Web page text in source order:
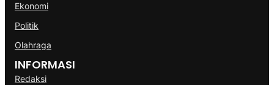
Ekonomi
Politik
Olahraga
INFORMASI
Redaksi